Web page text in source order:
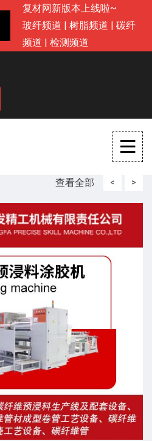
复材网新版本上线啦~
玻纤频道 | 树脂频道 | 碳纤
频道 | 检测频道
查看全部 < >